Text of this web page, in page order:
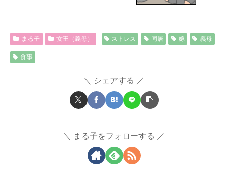
まる子 女王（義母） ストレス 同居 嫁 義母
食事
シェアする
まる子をフォローする